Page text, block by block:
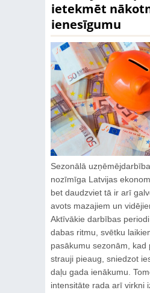
ietekmēt
ienesīgumu
Sezonālā
nozīmīga Latvijas
bet daudzviet tā ir arī
avots mazajiem un
Aktīvākie darbības
dabas ritmu, svētku
pasākumu sezonām, kad
strauji pieaug, sniedzot
daļu gada ienākumu.
intensitāte rada arī virkni